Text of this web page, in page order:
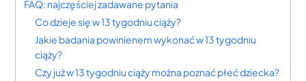
FAQ: najczęściej zadawane pytania
Co dzieje się w 13 tygodniu ciąży?
Jakie badania powinienem wykonać w 13 tygodniu
ciąży?
Czy już w 13 tygodniu ciąży można poznać płeć dziecka?